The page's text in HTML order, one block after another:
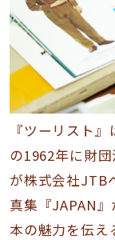
『ツーリスト
の1962年に財
が株式会社JTB
真集『JAPAN
本の魅力を伝え